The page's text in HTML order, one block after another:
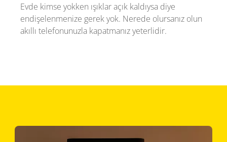
Evde kimse yokken ışıklar açık kaldıysa diye
endişelenmenize gerek yok. Nerede olursanız olun
akıllı telefonunuzla kapatmanız yeterlidir.